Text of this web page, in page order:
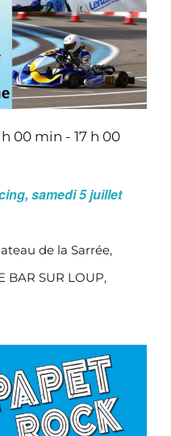
h 00 min - 17 h 00
samedi 5 juillet
de la Sarrée,
BAR SUR LOUP,